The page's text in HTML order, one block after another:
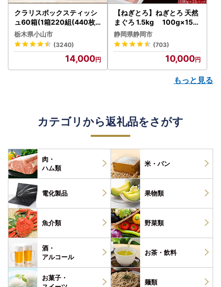
クラリスボックスティッシ
ュ60箱(1箱220組(440枚))
(5個入り×12セット)【配送
不可地域：離島・沖縄県】
【1256759】
栃木県小山市
(3240)
14,000
【ねぎとろ】ねぎとろ 天然
まぐろ 1.5kg 100g×15パ
ック
静岡県静岡市
(703)
10,000
もっと見る
カテゴリから返礼品をさがす
肉・
ハム類
米・パン
電化製品 果物類
魚介類 野菜類
酒・
アルコール
お茶・ 飲料
お菓子・
麺類